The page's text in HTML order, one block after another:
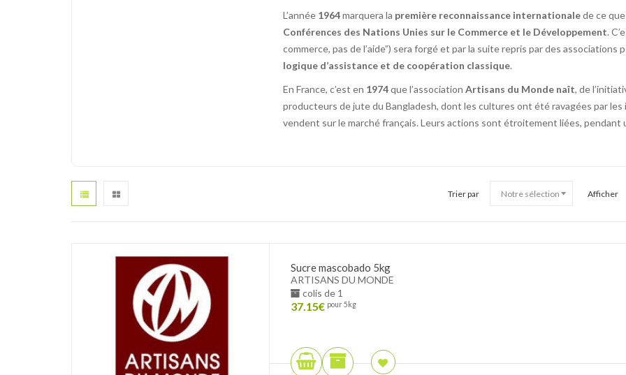
L’année 1964marquera la première reconnaissance internationalede ce
Conférences des Nations Unies sur le Commerce et le Développement.
commerce, pas de l’aide”) sera forgé et par la suite repris par des
logique d’assistance et de coopération classique.
En France, c’est en 1974que l’association Artisans du Monde naît, de
producteurs de jute du Bangladesh, dont les cultures ont été ravagées par
vendent sur le marché français. Leurs actions sont étroitement liées, pendant
Trier par Afficher
Sucre mascobado 5kg
ARTISANS DU MONDE
colis de 1
37.15€ pour 5kg